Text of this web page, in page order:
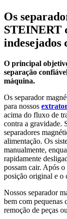
Os
STEINERT
indesejados
O principal
separação
máquina.
Os separador
para nossos
acima do fluxo de
contra a gravidade.
separadores
alimentação. Os
manualmente,
rapidamente
possam cair. Após o
posição original e o
Nossos separador
bem com pequenas
remoção de peças